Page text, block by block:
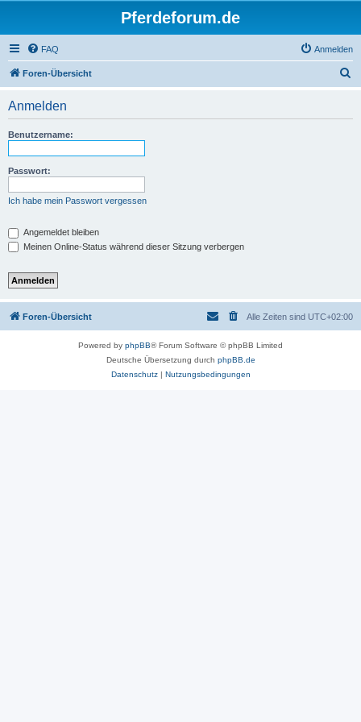
Pferdeforum.de
FAQ Anmelden
Foren-Übersicht
Anmelden
Benutzername:
Passwort:
Ich habe mein Passwort vergessen
Angemeldet bleiben
Meinen Online-Status während dieser Sitzung verbergen
Foren-Übersicht Alle Zeiten sind UTC+02:00
Powered by phpBB® Forum Software © phpBB Limited
Deutsche Übersetzung durch phpBB.de
Datenschutz| Nutzungsbedingungen